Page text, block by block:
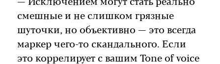
— Исключением могут стать реально
смешные и не слишком грязные
шуточки, но объективно — это всегда
маркер чего-то скандального. Если
это коррелирует с вашим Tone of voice